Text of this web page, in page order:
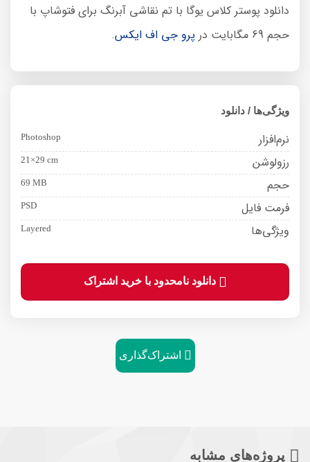
دانلود پوستر کلاس یوگا با تم نقاشی آبرنگ برای فتوشاپ با
حجم 69 مگابایت در
پرو جی اف ایکس.
ویژگی‌ها / دانلود
نرم‌افزار Photoshop
رزولوشن 21×29 cm
حجم 69 MB
فرمت فایل PSD
ویژگی‌ها Layered
دانلود نامحدود با خرید اشتراک
اشتراک‌گذاری
پروژه‌های مشابه